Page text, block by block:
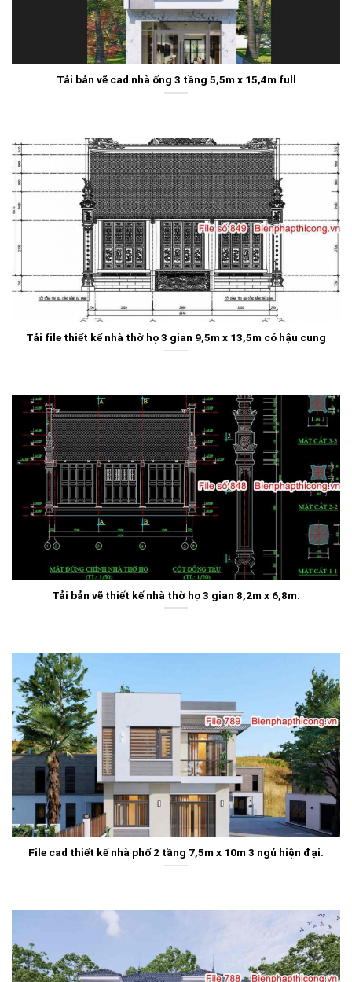
Tải bản vẽ cad nhà ống 3 tầng 5,5m x 15,4m full
Tải file thiết kế nhà thờ họ 3 gian 9,5m x 13,5m có hậu cung
Tải bản vẽ thiết kế nhà thờ họ 3 gian 8,2m x 6,8m.
File cad thiết kế nhà phố 2 tầng 7,5m x 10m 3 ngủ hiện đại.